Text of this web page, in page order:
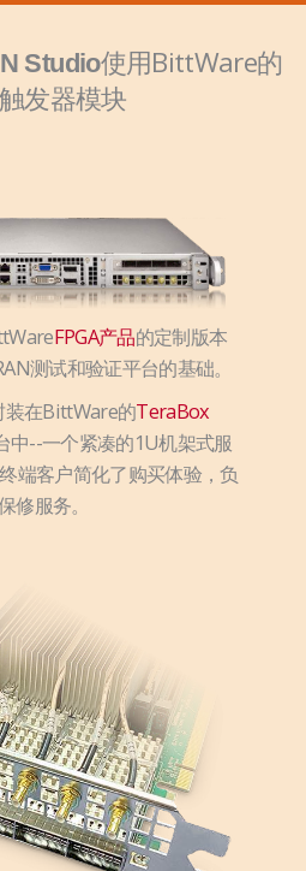
Studio使用BittWare的
发器模块
FPGA产品的定制版本
测试和验证平台的基础。
装在BittWare的TeraBox
中--一个紧凑的1U机架式服
端客户简化了购买体验，负
修服务。